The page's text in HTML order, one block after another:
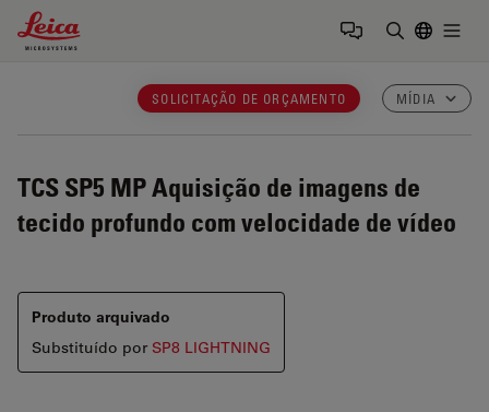
Leica Microsystems Logo
SOLICITAÇÃO DE ORÇAMENTO MÍDIA
TCS SP5 MPAquisição de imagens de
tecido profundo com velocidade de vídeo
Produto arquivado
Substituído por SP8 LIGHTNING